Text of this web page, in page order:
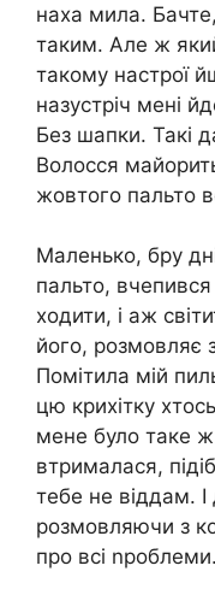
наха мила.
таким. Але ж
такому настрої
назустріч мені
Без шапки. Такі
Волосся
жовтого пальто
Маленько, бру
пальто,
ходити, і аж
його, розмовляє
Помітила мій
цю крихітку
мене було таке
втрималася,
тебе не віддам.
розмовляючи з
про всі nроблеми.